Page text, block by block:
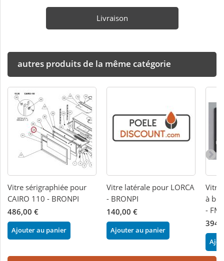
Livraison
autres produits de la même catégorie
Vitre sérigraphiée pour
CAIRO 110 - BRONPI
486,00 €
Ajouter au panier
Vitre latérale pour LORCA
- BRONPI
140,00 €
Ajouter au panier
Vitre
à
- FM